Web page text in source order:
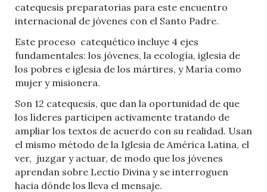
catequesis preparatorias para este encuentro
internacional de jóvenes con el Santo Padre.
Este proceso catequético incluye 4 ejes
fundamentales: los jóvenes, la ecología, iglesia de
los pobres e iglesia de los mártires, y María como
mujer y misionera.
Son 12 catequesis, que dan la oportunidad de que
los líderes participen activamente tratando de
ampliar los textos de acuerdo con su realidad. Usan
el mismo método de la Iglesia de América Latina, el
ver, juzgar y actuar, de modo que los jóvenes
aprendan sobre Lectio Divina y se interroguen
hacia dónde los lleva el mensaje.